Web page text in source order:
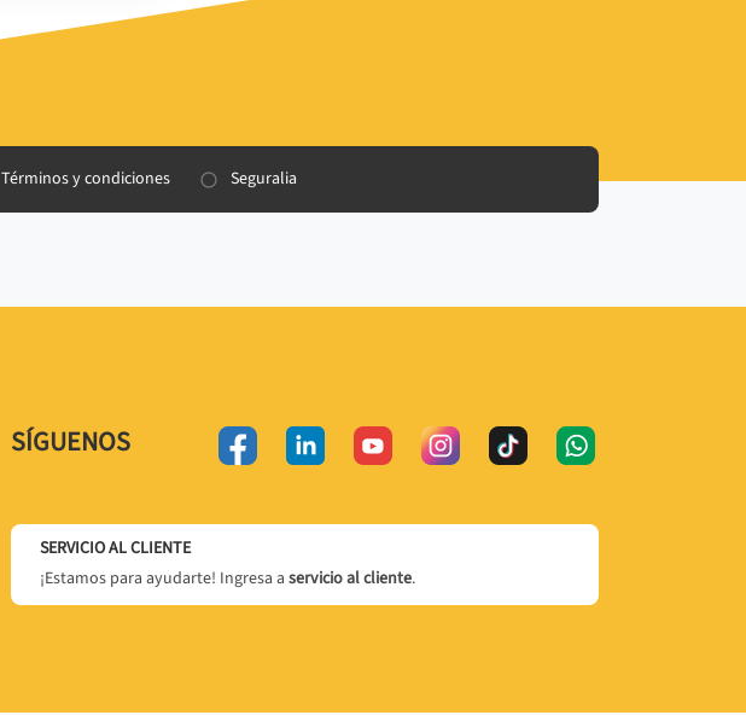
Términos y condiciones Seguralia
SÍGUENOS
SERVICIO AL CLIENTE
¡Estamos para ayudarte! Ingresa a servicio al cliente.